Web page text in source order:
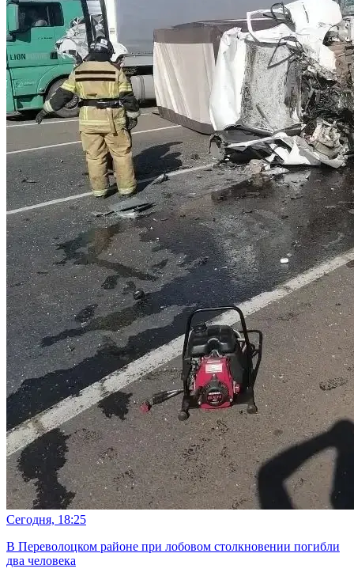
Сегодня, 18:25
В Переволоцком районе при лобовом столкновении погибли
два человека